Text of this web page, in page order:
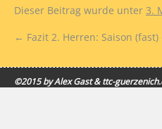
Dieser Beitrag wurde unter 3.
← Fazit 2. Herren: Saison
©2015 by Alex Gast & ttc-